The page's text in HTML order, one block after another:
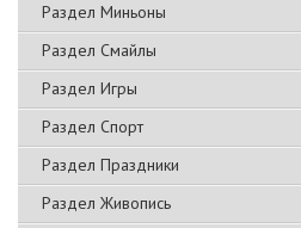
Раздел Миньоны
Раздел Смайлы
Раздел Игры
Раздел Спорт
Раздел Праздники
Раздел Живопись